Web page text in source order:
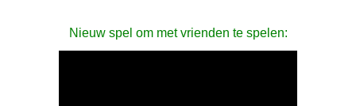
Nieuw spel om met vrienden te spelen: